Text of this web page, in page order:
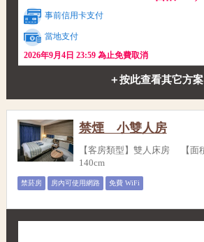
事前信用卡支付
當地支付
2026年9月4日 23:59 為止免費取消
＋按此查看其它方案
禁煙 小雙人房
【客房類型】雙人床房 【面
140cm
禁菸房 房內可使用網路 免費 WiFi